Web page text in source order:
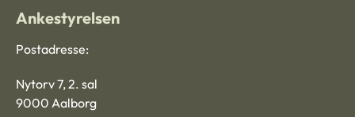
Ankestyrelsen
Postadresse:
Nytorv 7, 2. sal
9000 Aalborg